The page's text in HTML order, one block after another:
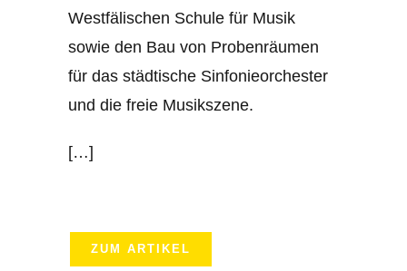
Westfälischen Schule für Musik
sowie den Bau von Probenräumen
für das städtische Sinfonieorchester
und die freie Musikszene.
[…]
ZUM ARTIKEL